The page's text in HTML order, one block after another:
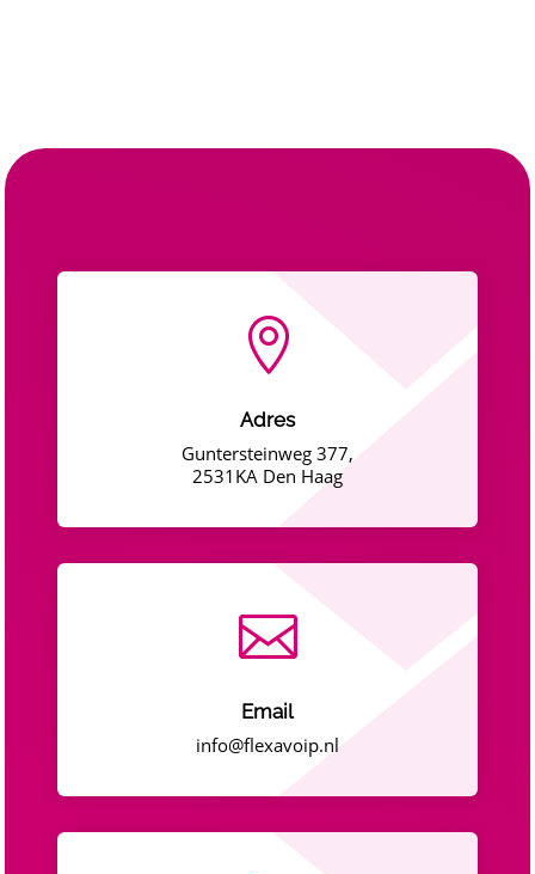

Adres
Guntersteinweg 377,
2531KA Den Haag

Email
info@flexavoip.nl